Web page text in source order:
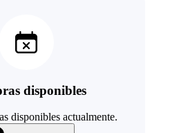
disponibles
disponibles actualmente.